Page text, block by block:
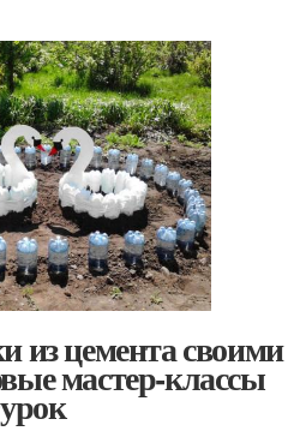
из цемента своими
мастер-классы